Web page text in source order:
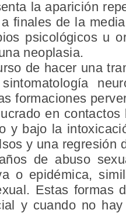
la aparición
finales de la
psicológicos u
neoplasia.
de hacer una
formaciones
en
y bajo la
y una regresión
de abuso
o epidémica,
Estas formas
y cuando no